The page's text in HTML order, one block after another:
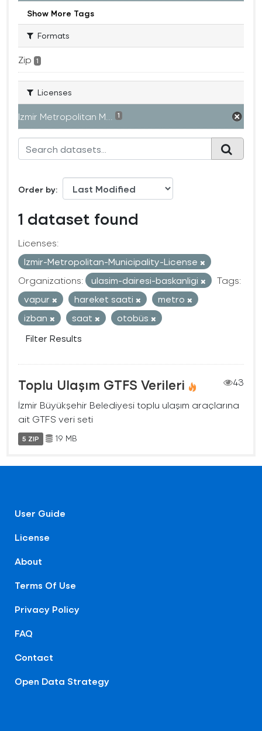
Show More Tags
Formats
Zip 1
Licenses
Izmir Metropolitan M... 1
Order by
1 dataset found
Licenses:
Izmir-Metropolitan-Municipality-License
Organizations:
ulasim-dairesi-baskanligi
Tags:
vapur
hareket saati
metro
izban
saat
otobüs
Filter Results
Toplu Ulaşım GTFS Verileri
43
İzmir Büyükşehir Belediyesi toplu ulaşım araçlarına
ait GTFS veri seti
5 ZIP 19 MB
User Guide
License
About
Terms Of Use
Privacy Policy
FAQ
Contact
Open Data Strategy